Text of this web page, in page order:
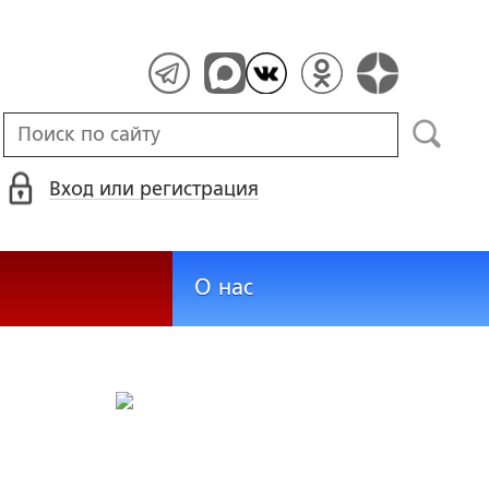
Вход или регистрация
О нас